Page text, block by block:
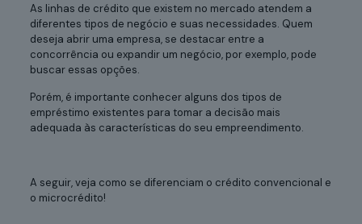
As linhas de crédito que existem no mercado atendem a
diferentes tipos de negócio e suas necessidades. Quem
deseja abrir uma empresa, se destacar entre a
concorrência ou expandir um negócio, por exemplo, pode
buscar essas opções.
Porém, é importante conhecer alguns dos tipos de
empréstimo existentes para tomar a decisão mais
adequada às características do seu empreendimento.
A seguir, veja como se diferenciam o crédito convencional e
o microcrédito!